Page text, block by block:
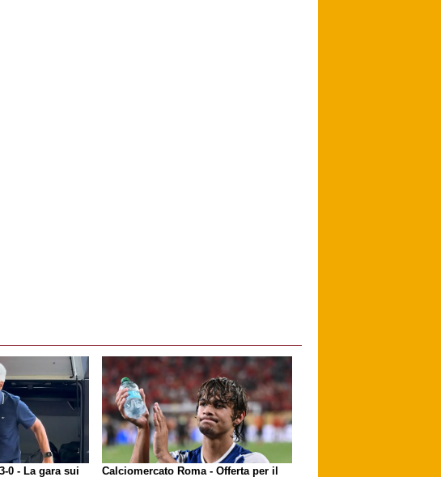
0 - La gara sui
Calciomercato Roma - Offerta per il